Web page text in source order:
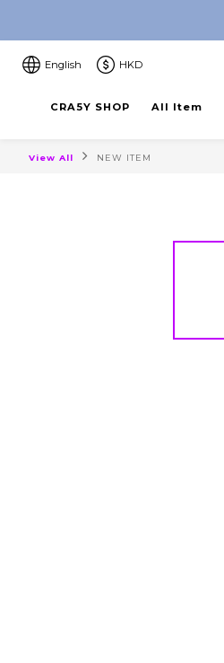
English HKD
CRA5Y SHOP All Item
View All NEW ITEM